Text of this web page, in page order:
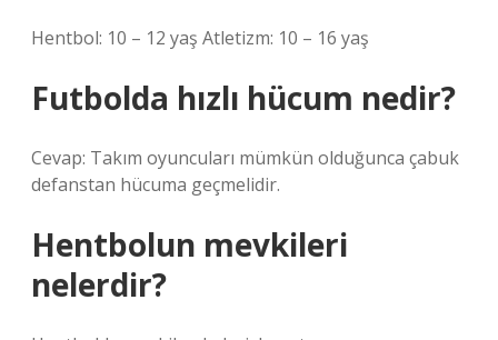
Hentbol: 10 – 12 yaş Atletizm: 10 – 16 yaş
Futbolda hızlı hücum nedir?
Cevap: Takım oyuncuları mümkün olduğunca çabuk
defanstan hücuma geçmelidir.
Hentbolun mevkileri
nelerdir?